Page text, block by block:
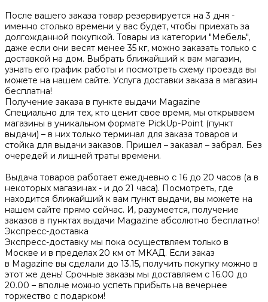
После вашего заказа товар резервируется на 3 дня -
именно столько времени у вас будет, чтобы приехать за
долгожданной покупкой. Товары из категории "Мебель",
даже если они весят менее 35 кг, можно заказать только с
доставкой на дом. Выбрать ближайший к вам магазин,
узнать его график работы и посмотреть схему проезда вы
можете на нашем сайте. Услуга доставки заказа в магазин
бесплатна!
Получение заказа в пункте выдачи Magazine
Специально для тех, кто ценит свое время, мы открываем
магазины в уникальном формате PickUp-Point (пункт
выдачи) – в них только терминал для заказа товаров и
стойка для выдачи заказов. Пришел – заказал – забрал. Без
очередей и лишней траты времени.
Выдача товаров работает ежедневно с 16 до 20 часов (а в
некоторых магазинах - и до 21 часа). Посмотреть, где
находится ближайший к вам пункт выдачи, вы можете на
нашем сайте прямо сейчас. И, разумеется, получение
заказов в пунктах выдачи Magazine абсолютно бесплатно!
Экспресс-доставка
Экспресс-доставку мы пока осуществляем только в
Москве и в пределах 20 км от МКАД. Если заказ
в Magazine вы сделали до 13.15, получить покупку можно в
этот же день! Срочные заказы мы доставляем с 16.00 до
20.00 – вполне можно успеть прибыть на вечернее
торжество с подарком!